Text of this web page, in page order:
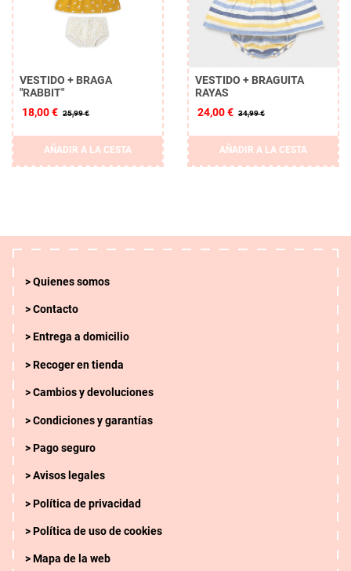
VESTIDO + BRAGA
"RABBIT"
18,00 € 25,99 €
AÑADIR A LA CESTA
VESTIDO + BRAGUITA
RAYAS
24,00 € 34,99 €
AÑADIR A LA CESTA
Quienes somos
Contacto
Entrega a domicilio
Recoger en tienda
Cambios y devoluciones
Condiciones y garantías
Pago seguro
Avisos legales
Política de privacidad
Política de uso de cookies
Mapa de la web